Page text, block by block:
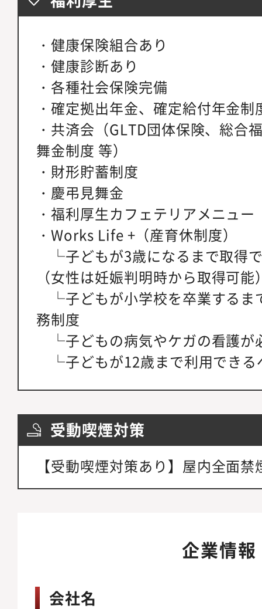
・健康保険組合あり
・健康診断あり
・各種社会保険完備
・確定拠出年金、確定給付年金制
・共済会（GLTD団体保険、総合
舞金制度 等）
・財形貯蓄制度
・慶弔見舞金
・福利厚生カフェテリアメニュー
・Works Life +（産育休制度）
└子どもが3歳になるまで取得
（女性は妊娠判明時から取得可能
└子どもが小学校を卒業するま
務制度
└子どもの病気やケガの看護が
└子どもが12歳まで利用できる
受動喫煙対策
【受動喫煙対策あり】屋内全面禁
企業情報
会社名